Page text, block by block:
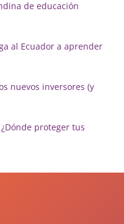
de educación
al Ecuador a aprender
nuevos inversores (y
proteger tus